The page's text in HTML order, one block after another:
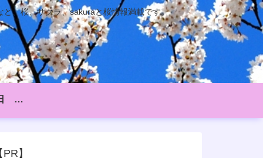
、桜、サクラ、sakuraと桜情報満載です。
桜の開花日・満開日 2025
】